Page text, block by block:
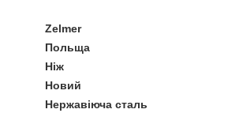
Zelmer
Польща
Ніж
Новий
Нержавіюча сталь